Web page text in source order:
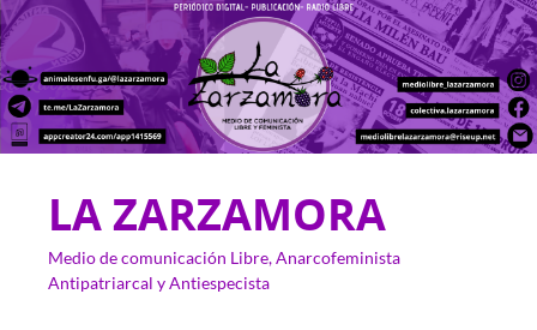
LA ZARZAMORA
Medio de comunicación Libre, Anarcofeminista
Antipatriarcal y Antiespecista